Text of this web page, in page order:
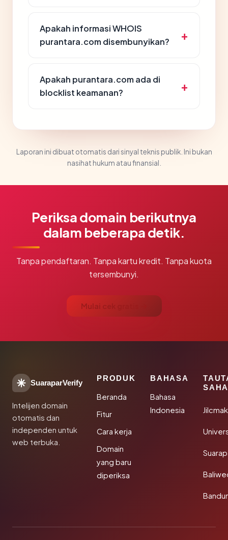
Apakah informasi WHOIS
purantara.com disembunyikan?
Apakah purantara.com ada di
blocklist keamanan?
Laporan ini dibuat otomatis dari sinyal teknis publik. Ini bukan
nasihat hukum atau finansial.
Periksa domain berikutnya
dalam beberapa detik.
Tanpa pendaftaran. Tanpa kartu kredit. Tanpa kuota
tersembunyi.
Mulai cek gratis →
SuaraparVerify
Intelijen domain
otomatis dan
independen untuk
web terbuka.
PRODUK
Beranda
Fitur
Cara kerja
Domain
yang baru
diperiksa
BAHASA
Bahasa
Indonesia